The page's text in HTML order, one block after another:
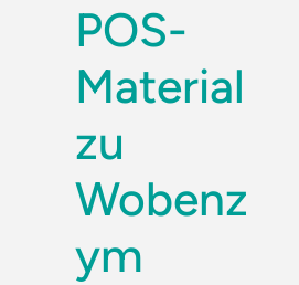
POS-
Material
zu
Wobenz
ym